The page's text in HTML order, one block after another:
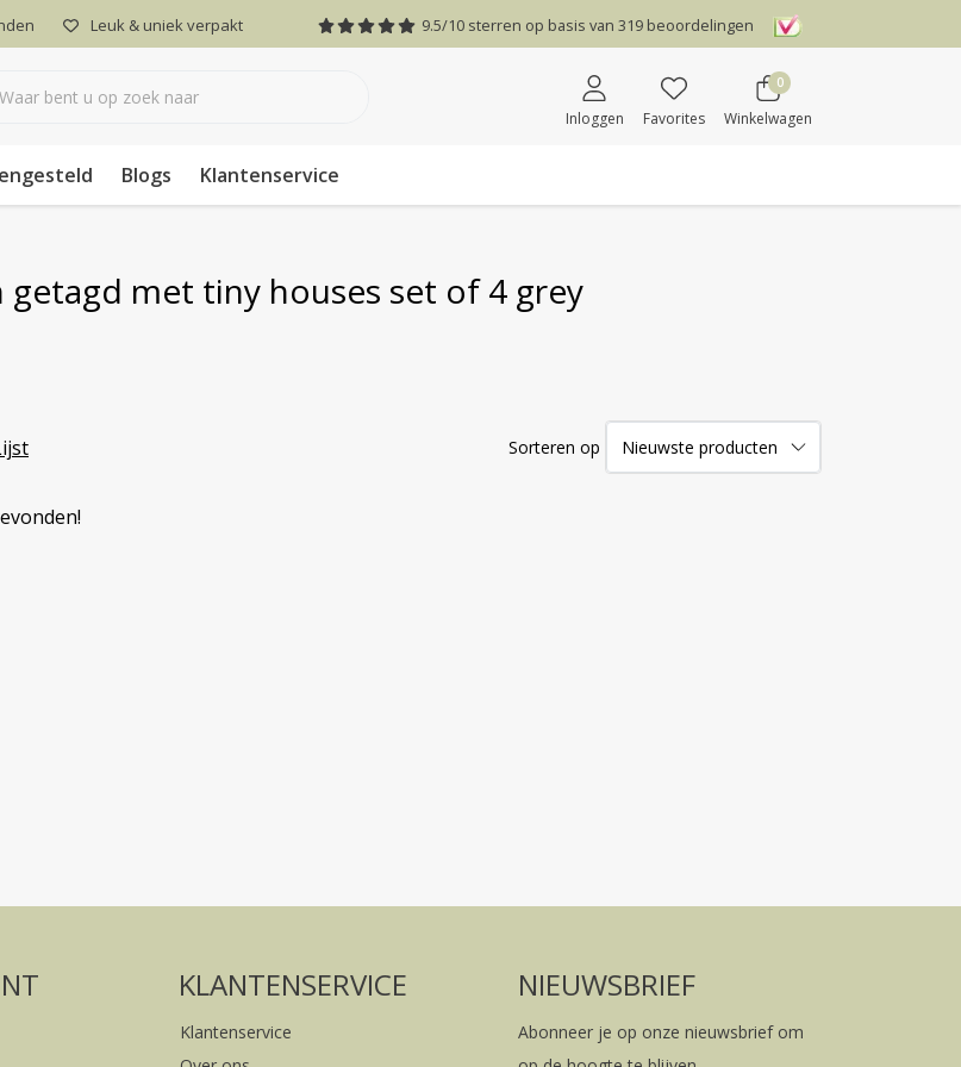
Leuk & uniek verpakt 9.5/10 sterren op basis van 319 beoordelingen
Inloggen Favorites
0
Winkelwagen
Blogs Klantenservice
getagd met tiny houses set of 4 grey
Sorteren op
KLANTENSERVICE
Klantenservice
NIEUWSBRIEF
Abonneer je op onze nieuwsbrief om